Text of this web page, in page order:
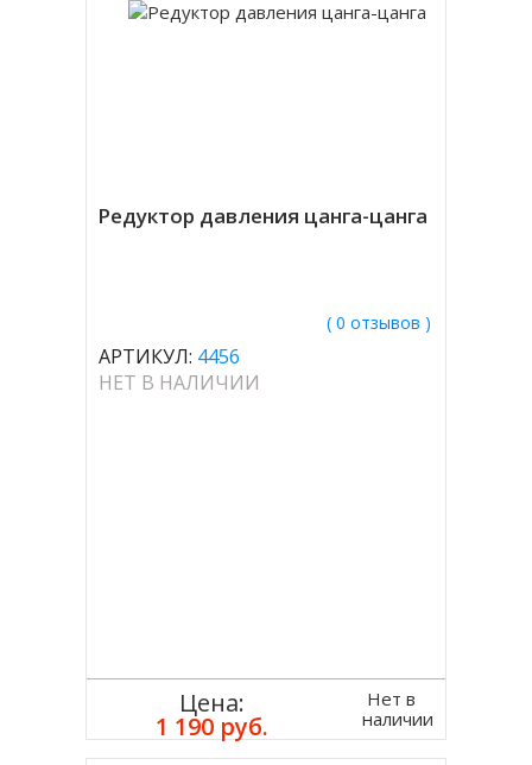
Редуктор давления цанга-цанга
( 0 отзывов )
АРТИКУЛ: 4456
НЕТ В НАЛИЧИИ
Цена:
1 190 руб.
Нет в
наличии